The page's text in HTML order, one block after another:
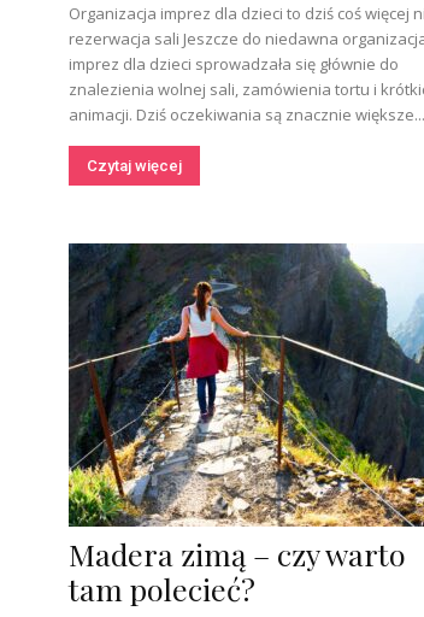
Organizacja imprez dla dzieci to dziś coś więcej
rezerwacja sali Jeszcze do niedawna
imprez dla dzieci sprowadzała się głównie do
znalezienia wolnej sali, zamówienia tortu i
animacji. Dziś oczekiwania są znacznie większe...
Czytaj więcej
Madera zimą – czy warto
tam polecieć?